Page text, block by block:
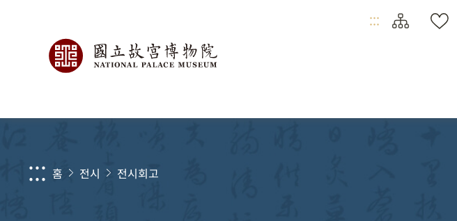
:::
::: 홈 전시 전시회고